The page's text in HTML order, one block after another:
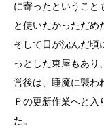
に寄ったということ
と使いたかっただめ
そして日が沈んだ頃
っとした東屋もあり
営後は、睡魔に襲わ
Ｐの更新作業へと入
た。